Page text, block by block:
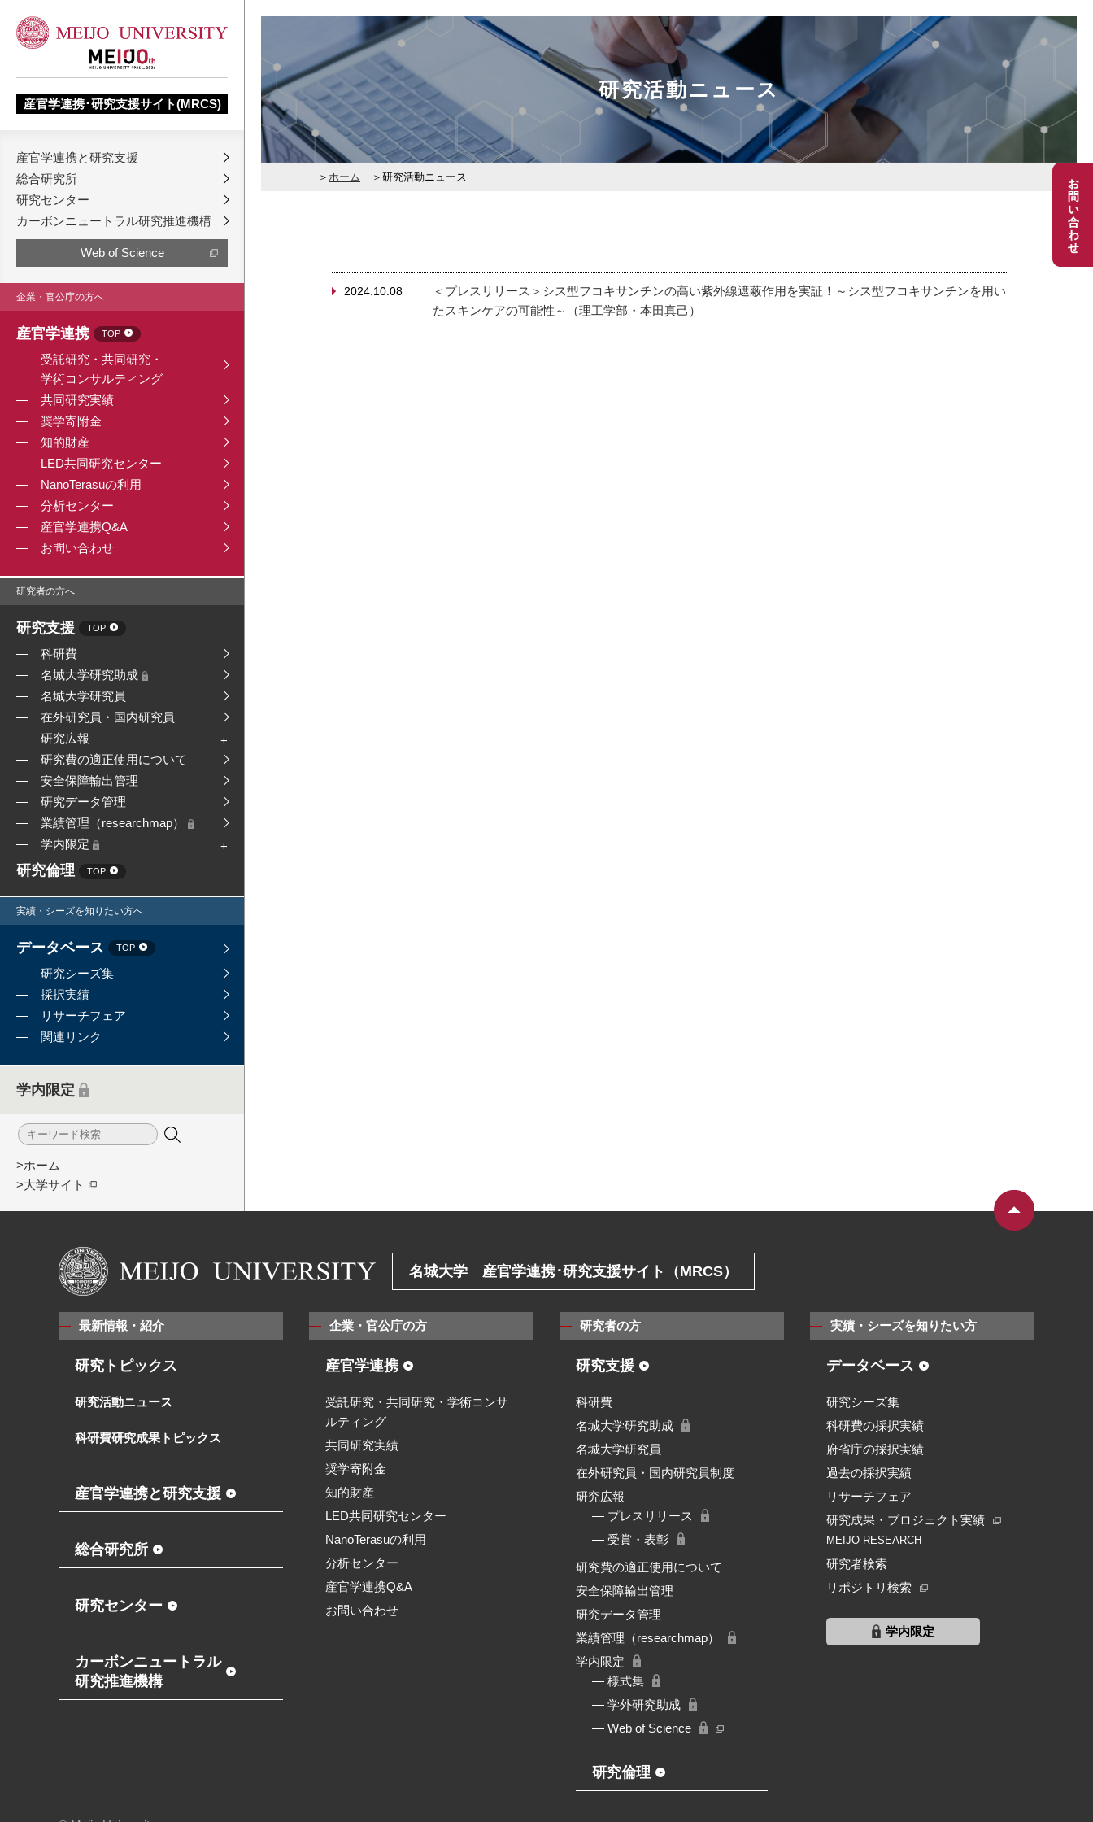
産官学連携･研究支援サイト(MRCS)
産官学連携と研究支援
総合研究所
研究センター
カーボンニュートラル研究推進機構
Web of Science
企業・官公庁の方へ
産官学連携 TOP
受託研究・共同研究・
学術コンサルティング
共同研究実績
奨学寄附金
知的財産
LED共同研究センター
NanoTerasuの利用
分析センター
産官学連携Q&A
お問い合わせ
研究者の方へ
研究支援 TOP
科研費
名城大学研究助成
名城大学研究員
在外研究員・国内研究員
研究広報
研究費の適正使用について
安全保障輸出管理
研究データ管理
業績管理（researchmap）
学内限定
研究倫理 TOP
実績・シーズを知りたい方へ
データベース TOP
研究シーズ集
採択実績
リサーチフェア
関連リンク
学内限定
>ホーム
>大学サイト
研究活動ニュース
ホーム 研究活動ニュース
2024.10.08
＜プレスリリース＞シス型フコキサンチンの高い紫外線遮蔽作用を実証！～シス型フコキサンチンを用い
たスキンケアの可能性～（理工学部・本田真己）
名城大学 産官学連携･研究支援サイト（MRCS）
最新情報・紹介
研究トピックス
研究活動ニュース
科研費研究成果トピックス
産官学連携と研究支援
総合研究所
研究センター
カーボンニュートラル
研究推進機構
企業・官公庁の方
産官学連携
受託研究・共同研究・学術コンサ
ルティング
共同研究実績
奨学寄附金
知的財産
LED共同研究センター
NanoTerasuの利用
分析センター
産官学連携Q&A
お問い合わせ
研究者の方
研究支援
科研費
名城大学研究助成
名城大学研究員
在外研究員・国内研究員制度
研究広報
― プレスリリース
― 受賞・表彰
研究費の適正使用について
安全保障輸出管理
研究データ管理
業績管理（researchmap）
学内限定
― 様式集
― 学外研究助成
― Web of Science
研究倫理
実績・シーズを知りたい方
データベース
研究シーズ集
科研費の採択実績
府省庁の採択実績
過去の採択実績
リサーチフェア
研究成果・プロジェクト実績
MEIJO RESEARCH
研究者検索
リポジトリ検索
学内限定